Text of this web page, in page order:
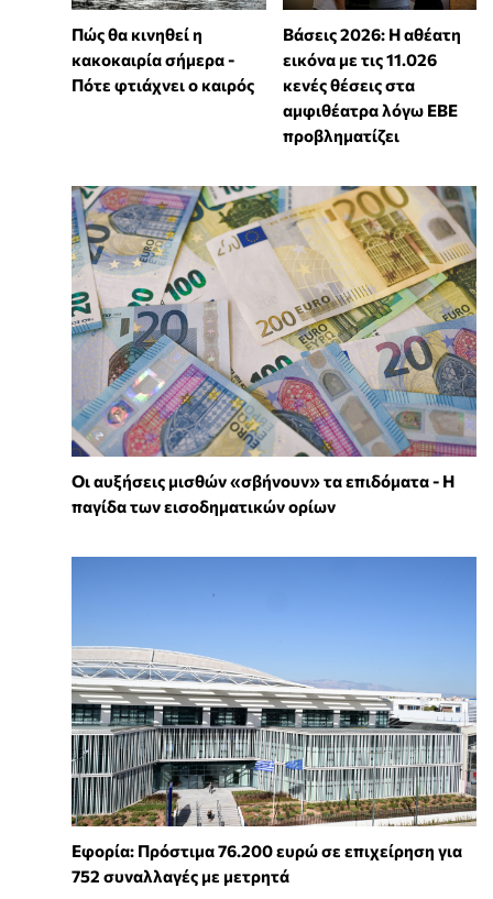
Πώς θα κινηθεί η
κακοκαιρία σήμερα -
Πότε φτιάχνει ο καιρός
Βάσεις 2026: Η αθέατη
εικόνα με τις 11.026
κενές θέσεις στα
αμφιθέατρα λόγω ΕΒΕ
προβληματίζει
Οι αυξήσεις μισθών «σβήνουν» τα επιδόματα - Η
παγίδα των εισοδηματικών ορίων
Εφορία: Πρόστιμα 76.200 ευρώ σε επιχείρηση για
752 συναλλαγές με μετρητά